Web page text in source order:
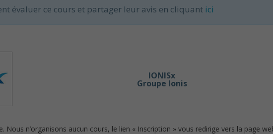
évaluer ce cours et partager leur avis en cliquant ici
IONISx
Groupe Ionis
Nous n’organisons aucun cours, le lien « Inscription » vous redirige vers la page